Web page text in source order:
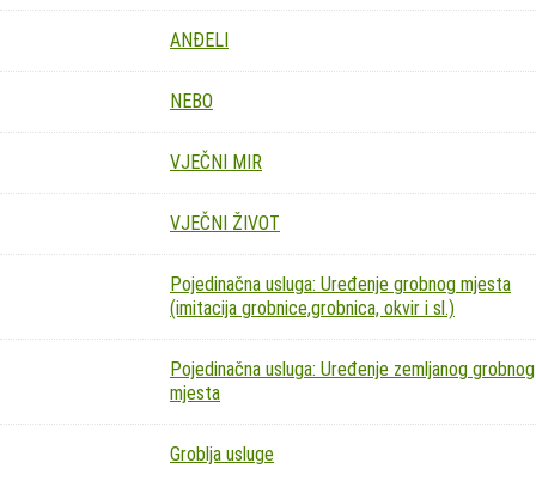
ANĐELI
NEBO
VJEČNI MIR
VJEČNI ŽIVOT
Pojedinačna usluga: Uređenje grobnog mjesta
(imitacija grobnice,grobnica, okvir i sl.)
Pojedinačna usluga: Uređenje zemljanog grobnog
mjesta
Groblja usluge